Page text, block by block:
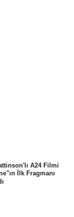
A24 Filmi
İlk Fragmanı